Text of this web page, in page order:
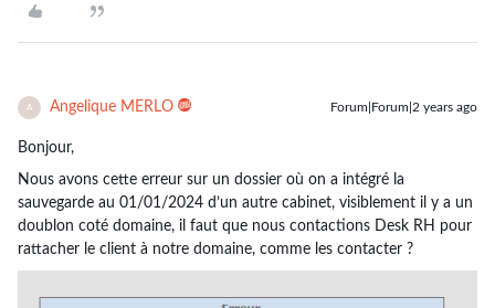
A Angelique MERLO Forum|Forum|2 years ago
Bonjour,
Nous avons cette erreur sur un dossier où on a intégré la
sauvegarde au 01/01/2024 d’un autre cabinet, visiblement il y a un
doublon coté domaine, il faut que nous contactions Desk RH pour
rattacher le client à notre domaine, comme les contacter ?